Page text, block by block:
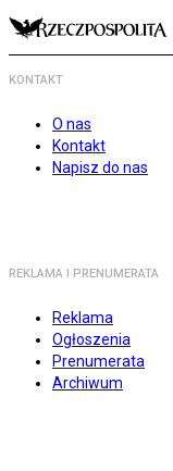
KONTAKT
O nas
Kontakt
Napisz do nas
REKLAMA I PRENUMERATA
Reklama
Ogłoszenia
Prenumerata
Archiwum